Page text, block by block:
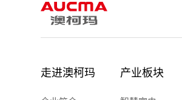
走进澳柯玛 产业板块